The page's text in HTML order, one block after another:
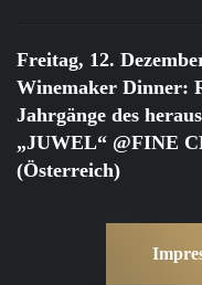
Freitag, 12.
Winemaker Dinner:
Jahrgänge des
„JUWEL“ @FINE
(Österreich)